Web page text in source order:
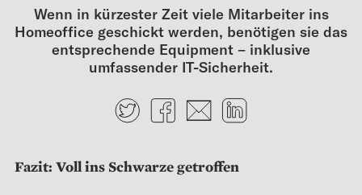
Wenn in kürzester Zeit viele Mitarbeiter ins
Homeoffice geschickt werden, benötigen sie das
entsprechende Equipment – inklusive
umfassender IT-Sicherheit.
TwitterFacebook
E-mail
Fazit: Voll ins Schwarze getroffen